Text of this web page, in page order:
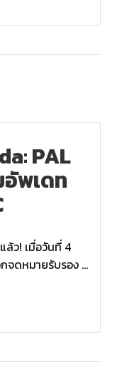
PAL
พเดท
ล้ว! เมื่อวันที่ 4
จดหมายรับรอง …